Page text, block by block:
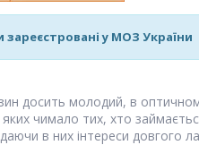
зареєстровані у МОЗ України
досить молодий, в
яких чимало тих, хто
в них інтереси довгого